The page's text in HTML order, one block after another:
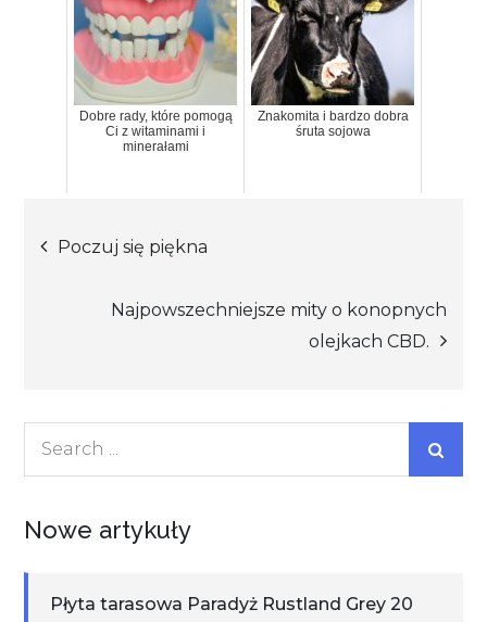
Dobre rady, które pomogą
Ci z witaminami i
minerałami
Znakomita i bardzo dobra
śruta sojowa
Nawigacja
wpisu
Poczuj się piękna
Najpowszechniejsze mity o konopnych
olejkach CBD.
Nowe artykuły
Płyta tarasowa Paradyż Rustland Grey 20